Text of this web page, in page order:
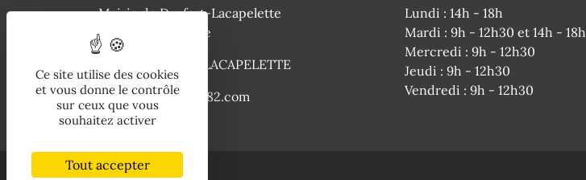
Mairie de Durfort-Lacapelette
96 rue de la Mairie
82390 DURFORT LACAPELETTE
ville-durfort@info82.com
Lundi : 14h - 18h
Mardi : 9h - 12h30 et 14h - 18h
Mercredi : 9h - 12h30
Jeudi : 9h - 12h30
Vendredi : 9h - 12h30
Ce site utilise des cookies
et vous donne le contrôle
sur ceux que vous
souhaitez activer
Tout accepter